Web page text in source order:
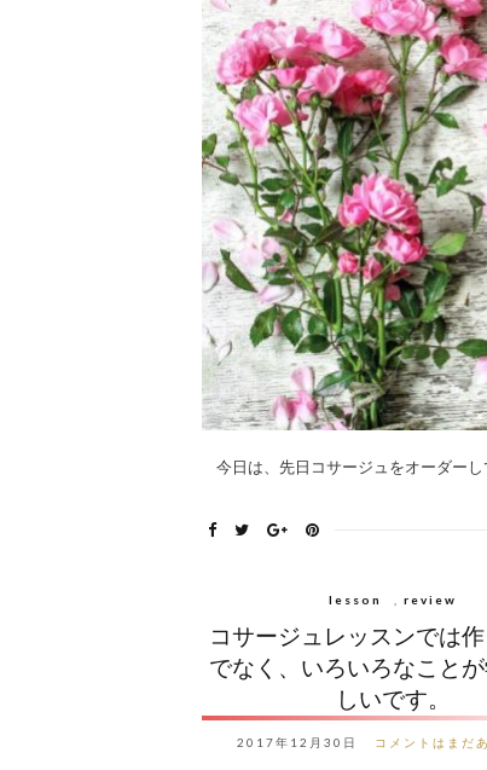
今日は、先日コサージュをオーダー
lesson ,review
コサージュレッスンでは
でなく、いろいろなこと
しいです。
2017年12月30日 コメントはまだ